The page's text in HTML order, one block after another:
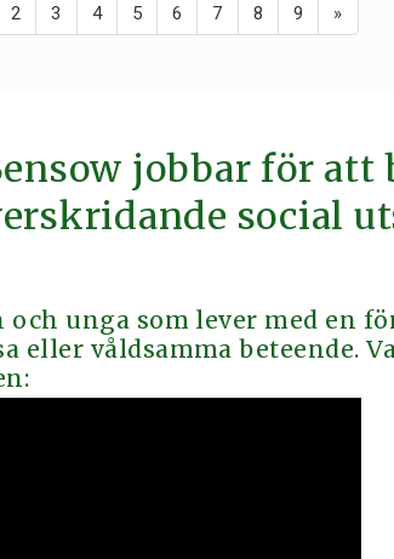
2 3 4 5 6 7 8 9 »
jobbar för att
social
unga som lever med en
eller våldsamma beteende.